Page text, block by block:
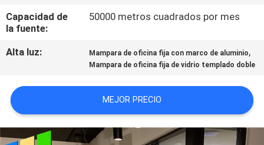
NOTICIAS
PIDA
CITA
MAPA
Capacidad de
la fuente:
50000 metros cuadrados por mes
Alta luz: Mampara de oficina fija con marco de aluminio,
Mampara de oficina fija de vidrio templado doble
MEJOR PRECIO